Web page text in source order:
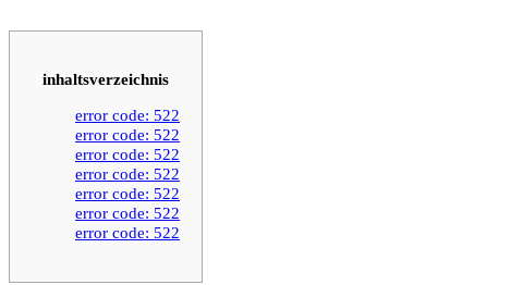
inhaltsverzeichnis
error code: 522
error code: 522
error code: 522
error code: 522
error code: 522
error code: 522
error code: 522